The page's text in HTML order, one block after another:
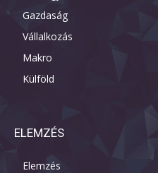
Gazdaság
Vállalkozás
Makro
Külföld
ELEMZÉS
Elemzés